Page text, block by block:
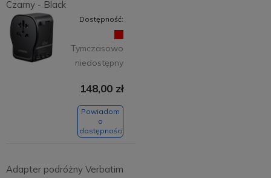
Czarny - Black
Dostępność:
Tymczasowo
niedostępny
148,00 zł
Powiadom
o
dostępności
Adapter podróżny Verbatim